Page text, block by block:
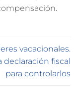
vacacionales.
declaración fiscal
para controlarlos